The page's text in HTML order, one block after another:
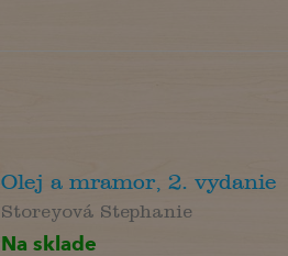
Olej a mramor, 2. vydanie
Storeyová Stephanie
Na sklade